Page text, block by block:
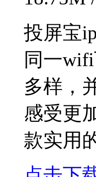
投屏宝
同一
多样，
感受更
款实用